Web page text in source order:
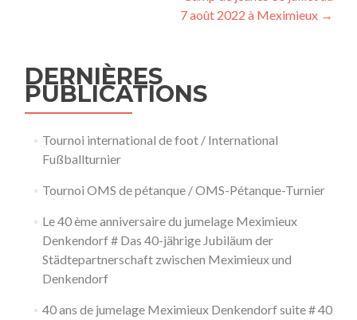
7 août 2022 à Meximieux →
DERNIÈRES
PUBLICATIONS
Tournoi international de foot / International
Fußballturnier
Tournoi OMS de pétanque / OMS-Pétanque-Turnier
Le 40 ème anniversaire du jumelage Meximieux
Denkendorf # Das 40-jährige Jubiläum der
Städtepartnerschaft zwischen Meximieux und
Denkendorf
40 ans de jumelage Meximieux Denkendorf suite # 40